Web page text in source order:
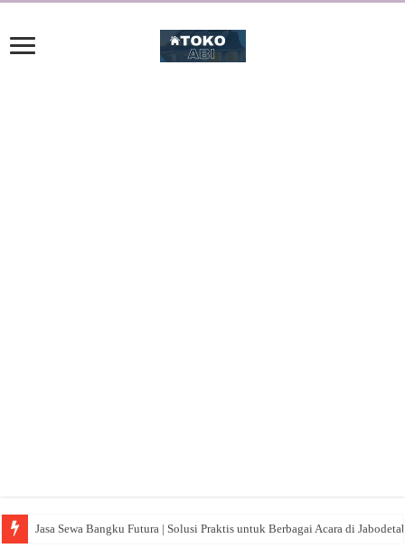
Jasa Sewa Bangku Futura | Solusi Praktis untuk Berbagai Acara di